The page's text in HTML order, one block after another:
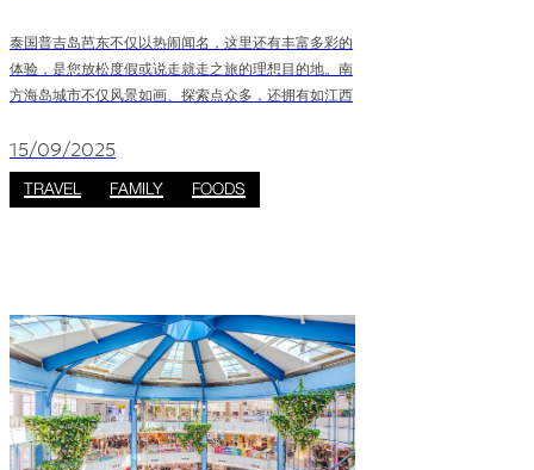
泰国普吉岛芭东不仅以热闹闻名，这里还有丰富多彩的
体验，是您放松度假或说走就走之旅的理想目的地。南
方海岛城市不仅风景如画、探索点众多，还拥有如江西
位于芭东江西冷购物中心共分为四大区域：The Jungle
区、The Bay区、The Botanica区 和 The Garden区，完美融合了购
物与休闲的体验。餐饮选择从美食集市里的泰式及各地
15/09/2025
TRAVEL FAMILY FOODS